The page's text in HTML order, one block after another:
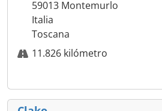
59013 Montemurlo
Italia
Toscana
11.826 kilómetro